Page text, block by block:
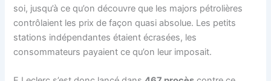
soi, jusqu’à ce qu’on découvre que les majors pétrolières
contrôlaient les prix de façon quasi absolue. Les petits
stations indépendantes étaient écrasées, les
consommateurs payaient ce qu’on leur imposait.